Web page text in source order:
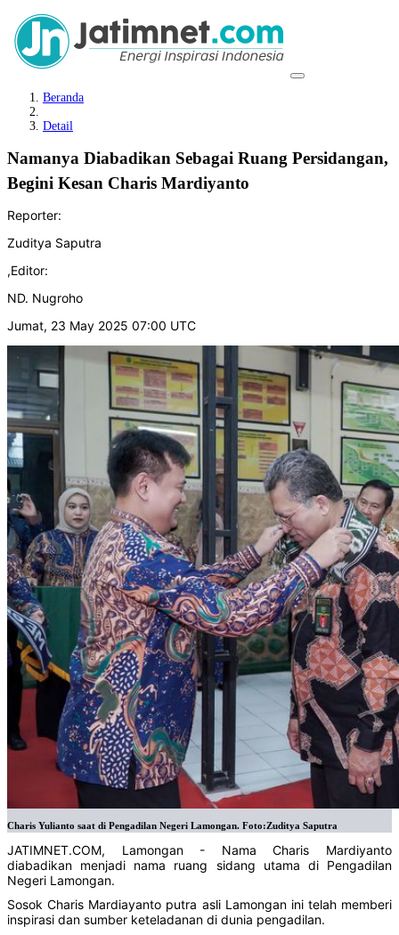
Beranda
Detail
Namanya Diabadikan Sebagai Ruang Persidangan,
Begini Kesan Charis Mardiyanto
Reporter:
Zuditya Saputra
,Editor:
ND. Nugroho
Jumat, 23 May 2025 07:00 UTC
Charis Yulianto saat di Pengadilan Negeri Lamongan. Foto:Zuditya Saputra
JATIMNET.COM, Lamongan - Nama Charis Mardiyanto
diabadikan menjadi nama ruang sidang utama di Pengadilan
Negeri Lamongan.
Sosok Charis Mardiayanto putra asli Lamongan ini telah memberi
inspirasi dan sumber keteladanan di dunia pengadilan.